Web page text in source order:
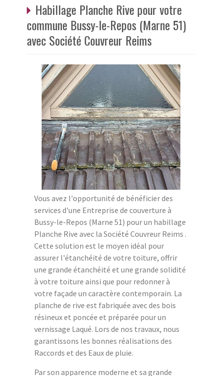
Habillage Planche Rive pour votre
commune Bussy-le-Repos (Marne 51)
avec Société Couvreur Reims
Vous avez l'opportunité de bénéficier des
services d'une Entreprise de couverture à
Bussy-le-Repos (Marne 51) pour un habillage
Planche Rive avec la Société Couvreur Reims .
Cette solution est le moyen idéal pour
assurer l'étanchéité de votre toiture, offrir
une grande étanchéité et une grande solidité
à votre toiture ainsi que pour redonner à
votre façade un caractère contemporain. La
planche de rive est fabriquée avec des bois
résineux et poncée et préparée pour un
vernissage Laqué. Lors de nos travaux, nous
garantissons les bonnes réalisations des
Raccords et des Eaux de pluie.
Par son apparence moderne et sa grande